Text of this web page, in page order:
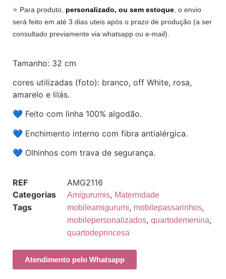
⭐️ Para produto, personalizado, ou sem estoque , o envio
será feito em até 3 dias uteis após o prazo de produção (a ser
consultado previamente via whatsapp ou e-mail).
Tamanho: 32 cm
cores utilizadas (foto): branco, off White, rosa,
amarelo e lilás.
💙 Feito com linha 100% algodão.
💙 Enchimento interno com fibra antialérgica.
💙 Olhinhos com trava de segurança.
REF
AMG2116
Categorias
Amigurumis, Maternidade
Tags mobileamigurumi, mobilepassarinhos,
mobilepersonalizados, quartodemenina,
quartodeprincesa
Atendimento pelo Whatsapp